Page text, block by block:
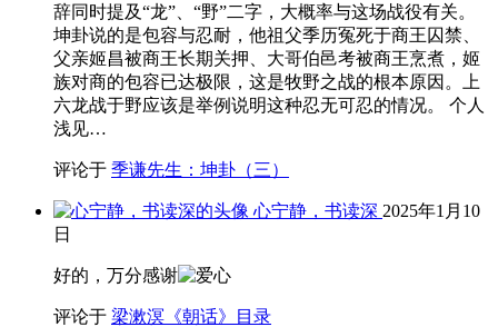
辞同时提及“龙”、“野”二字，大概率与这场战役有关。
坤卦说的是包容与忍耐，他祖父季历冤死于商王囚禁、
父亲姬昌被商王长期关押、大哥伯邑考被商王烹煮，姬
族对商的包容已达极限，这是牧野之战的根本原因。上
六龙战于野应该是举例说明这种忍无可忍的情况。 个人
浅见…
评论于 季谦先生：坤卦（三）
心宁静，书读深 2025年1月10
日
好的，万分感谢
评论于 梁漱溟《朝话》目录